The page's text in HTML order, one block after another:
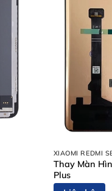
màn hình
XIAOMI REDMI
Thay Màn
Plus